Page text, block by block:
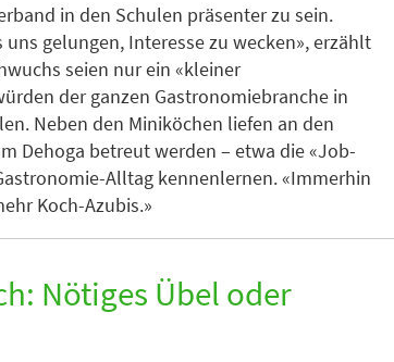
in den Schulen präsenter zu sein.
gelungen, Interesse zu wecken», erzählt
seien nur ein «kleiner
der ganzen Gastronomiebranche in
Neben den Miniköchen liefen an den
Dehoga betreut werden – etwa die «Job-
Alltag kennenlernen. «Immerhin
Koch-Azubis.»
Nötiges Übel oder